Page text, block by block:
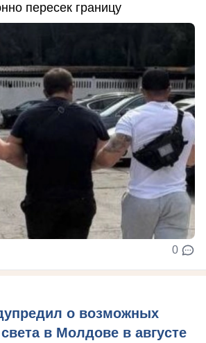
пересек границу
0
о возможных
в Молдове в августе